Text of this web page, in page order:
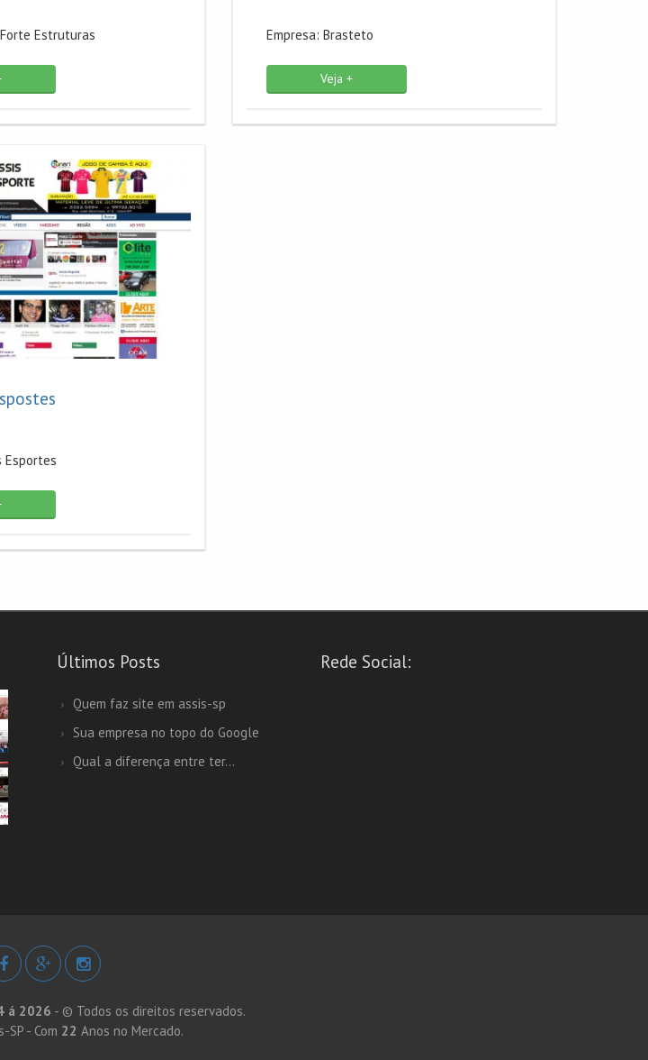
Estruturas Empresa: Brasteto
Veja +
Esportes
Últimos Posts
Quem faz site em assis-sp
Sua empresa no topo do Google
Qual a diferença entre ter...
Rede Social:
á 2026 - © Todos os direitos reservados.
SP - Com 22 Anos no Mercado.